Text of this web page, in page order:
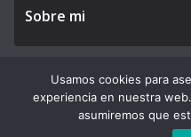
Sobre mi
Copyright © 2026
Usamos cookies para
experiencia en nuestra
asumiremos que